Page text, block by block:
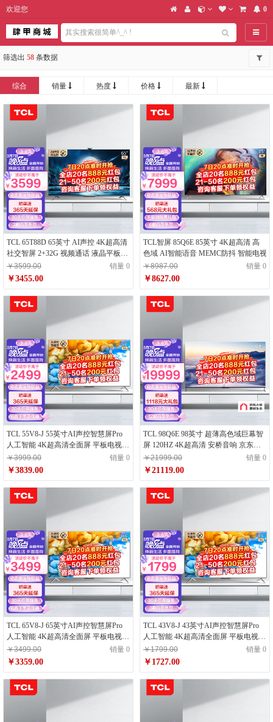
欢迎您 0
导航
筛选出 58 条数据
综合 销量 热度 价格 最新
TCL 65T88D 65英寸 AI声控 4K超高清
社交智屏 2+32G 视频通话 液晶平板电
视 65英寸 65T88D
￥3599.00 销量 0
￥3455.00
TCL智屏 85Q6E 85英寸 4K超高清 高
色域 AI智能语音 MEMC防抖 智能电视
￥8987.00
销量 0
￥8627.00
TCL 55V8-J 55英寸AI声控智慧屏Pro
人工智能 4K超高清全面屏 平板电视
云游戏电视
￥3999.00 销量 0
￥3839.00
TCL 98Q6E 98英寸 超薄高色域巨幕智
屏 120HZ 4K超高清 安桥音响 京东小
家智能电视 IMAX巨幕电视 官方标配
￥21999.00 销量 0
￥21119.00
TCL 65V8-J 65英寸AI声控智慧屏Pro
人工智能 4K超高清全面屏 平板电视
云游戏电视
￥3499.00 销量 0
￥3359.00
TCL 43V8-J 43英寸AI声控智慧屏Pro
人工智能 4K超高清全面屏 平板电视
云游戏电视
￥1799.00 销量 0
￥1727.00